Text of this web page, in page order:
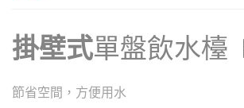
掛壁式單盤飲水檯
節省空間，方便用水